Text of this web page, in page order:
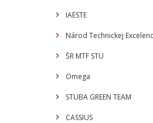
IAESTE
Národ Technickej
ŠR MTF STU
Omega
STUBA GREEN TEAM
CASSIUS